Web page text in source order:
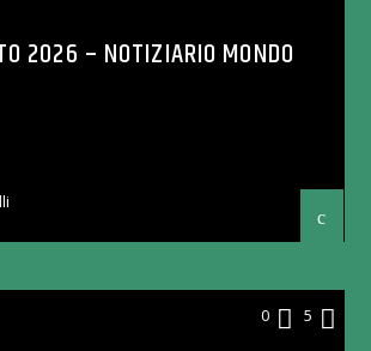
2026 – NOTIZIARIO MONDO
0 5